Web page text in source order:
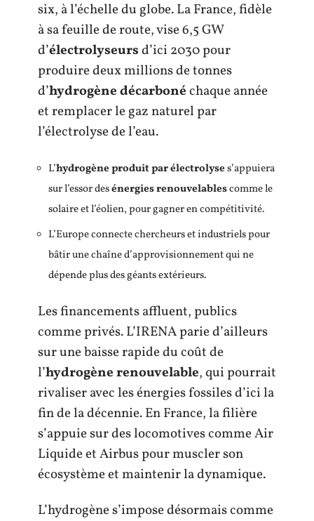
six, à l’échelle du globe. La France, fidèle
à sa feuille de route, vise 6,5 GW
d’électrolyseursd’ici 2030 pour
produire deux millions de tonnes
d’hydrogène décarbonéchaque année
et remplacer le gaz naturel par
l’électrolyse de l’eau.
L’hydrogène produit par électrolyses’appuiera
sur l’essor desénergies renouvelablescomme le
solaire et l’éolien, pour gagner en compétitivité.
L’Europe connecte chercheurs et industriels pour
bâtir une chaîne d’approvisionnement qui ne
dépende plus des géants extérieurs.
Les financements affluent, publics
comme privés. L’IRENA parie d’ailleurs
sur une baisse rapide du coût de
l’hydrogène renouvelable, qui pourrait
rivaliser avec les énergies fossiles d’ici la
fin de la décennie. En France, la filière
s’appuie sur des locomotives comme Air
Liquide et Airbus pour muscler son
écosystème et maintenir la dynamique.
L’hydrogène s’impose désormais comme